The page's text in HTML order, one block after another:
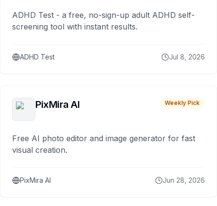
ADHD Test - a free, no-sign-up adult ADHD self-
screening tool with instant results.
ADHD Test Jul 8, 2026
PixMira AI Weekly Pick
Free AI photo editor and image generator for fast
visual creation.
PixMira AI Jun 28, 2026